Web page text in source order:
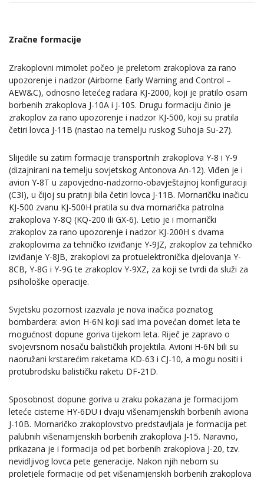
Zračne formacije
Zrakoplovni mimolet počeo je preletom zrakoplova za rano
upozorenje i nadzor (Airborne Early Warning and Control –
AEW&C), odnosno letećeg radara KJ-2000, koji je pratilo osam
borbenih zrakoplova J-10A i J-10S. Drugu formaciju činio je
zrakoplov za rano upozorenje i nadzor KJ-500, koji su pratila
četiri lovca J-11B (nastao na temelju ruskog Suhoja Su-27).
Slijedile su zatim formacije transportnih zrakoplova Y-8 i Y-9
(dizajnirani na temelju sovjetskog Antonova An-12). Viđen je i
avion Y-8T u zapovjedno-nadzorno-obavještajnoj konfiguraciji
(C3I), u čijoj su pratnji bila četiri lovca J-11B. Mornaričku inačicu
KJ-500 zvanu KJ-500H pratila su dva mornarička patrolna
zrakoplova Y-8Q (KQ-200 ili GX-6). Letio je i mornarički
zrakoplov za rano upozorenje i nadzor KJ-200H s dvama
zrakoplovima za tehničko izviđanje Y-9JZ, zrakoplov za tehničko
izviđanje Y-8JB, zrakoplovi za protuelektronička djelovanja Y-
8CB, Y-8G i Y-9G te zrakoplov Y-9XZ, za koji se tvrdi da služi za
psihološke operacije.
Svjetsku pozornost izazvala je nova inačica poznatog
bombardera: avion H-6N koji sad ima povećan domet leta te
mogućnost dopune goriva tijekom leta. Riječ je zapravo o
svojevrsnom nosaču balističkih projektila. Avioni H-6N bili su
naoružani krstarećim raketama KD-63 i CJ-10, a mogu nositi i
protubrodsku balističku raketu DF-21D.
Sposobnost dopune goriva u zraku pokazana je formacijom
leteće cisterne HY-6DU i dvaju višenamjenskih borbenih aviona
J-10B. Mornaričko zrakoplovstvo predstavljala je formacija pet
palubnih višenamjenskih borbenih zrakoplova J-15. Naravno,
prikazana je i formacija od pet borbenih zrakoplova J-20, tzv.
nevidljivog lovca pete generacije. Nakon njih nebom su
proletjele formacije od pet višenamjenskih borbenih zrakoplova